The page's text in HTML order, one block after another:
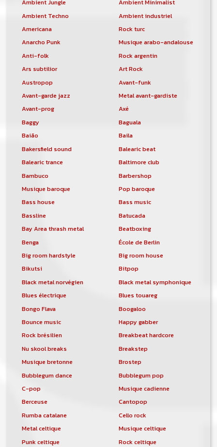
Ambient Jungle
Ambient Minimalist
Ambient Techno
Ambient industriel
Americana
Rock turc
Anarcho Punk
Musique arabo-andalouse
Anti-folk
Rock argentin
Ars subtilior
Art Rock
Austropop
Avant-funk
Avant-garde jazz
Metal avant-gardiste
Avant-prog
Axé
Baggy
Baguala
Baião
Baila
Bakersfield sound
Balearic beat
Balearic trance
Baltimore club
Bambuco
Barbershop
Musique baroque
Pop baroque
Bass house
Bass music
Bassline
Batucada
Bay Area thrash metal
Beatboxing
Benga
École de Berlin
Big room hardstyle
Big room house
Bikutsi
Bitpop
Black metal norvégien
Black metal symphonique
Blues électrique
Blues touareg
Bongo Flava
Boogaloo
Bounce music
Happy gabber
Rock brésilien
Breakbeat hardcore
Nu skool breaks
Breakstep
Musique bretonne
Brostep
Bubblegum dance
Bubblegum pop
C-pop
Musique cadienne
Berceuse
Cantopop
Rumba catalane
Cello rock
Metal celtique
Musique celtique
Punk celtique
Rock celtique